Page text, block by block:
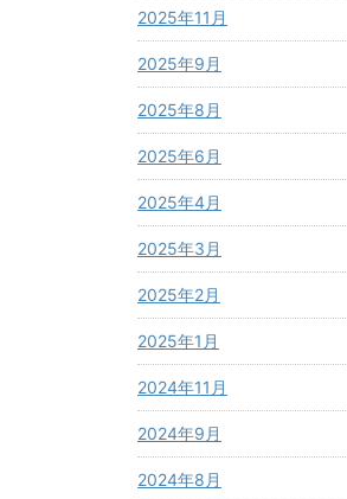
2025年11月
2025年9月
2025年8月
2025年6月
2025年4月
2025年3月
2025年2月
2025年1月
2024年11月
2024年9月
2024年8月